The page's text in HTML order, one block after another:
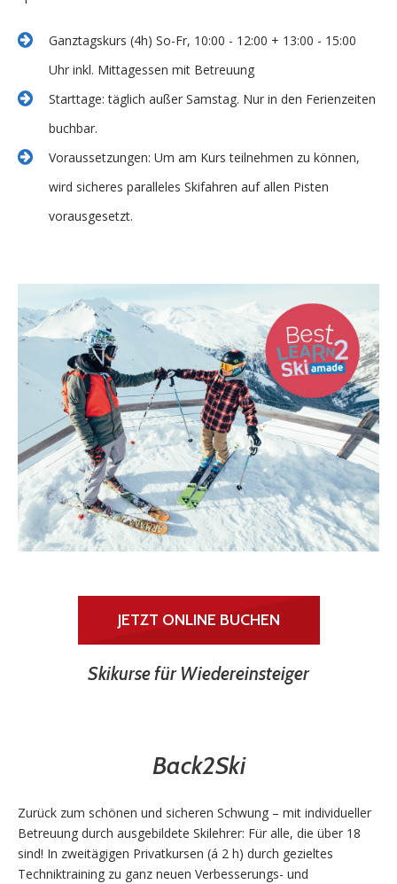
Ganztagskurs (4h) So-Fr, 10:00 - 12:00 + 13:00 - 15:00
Uhr inkl. Mittagessen mit Betreuung
Starttage: täglich außer Samstag. Nur in den Ferienzeiten
buchbar.
Voraussetzungen: Um am Kurs teilnehmen zu können,
wird sicheres paralleles Skifahren auf allen Pisten
vorausgesetzt.
JETZT ONLINE BUCHEN
Skikurse für Wiedereinsteiger
Back2Ski
Zurück zum schönen und sicheren Schwung – mit individueller
Betreuung durch ausgebildete Skilehrer: Für alle, die über 18
sind! In zweitägigen Privatkursen (á 2 h) durch gezieltes
Techniktraining zu ganz neuen Verbesserungs- und